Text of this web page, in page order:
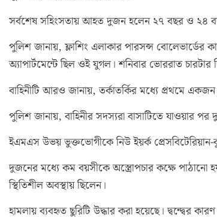
সর্বশেষ সহিংসতায় আহত দুজন হলেন ২৭ বছর ও ২৪
পুলিশ জানায়, ফ্লাশিং এলাকার পারসন্স
অ্যাপার্টমেন্টে ছিল ওই যুগল। শনিবার ভোররাত
বাহিনীটি আরও জানায়, তর্কাতর্কির মধ্যে প্রথমে
পুলিশ জানায়, বাহিনীর সদস্যরা বাসাটিতে যাওয়ার
ইএমএস উভয় ভুক্তভোগীকে নিউ ইয়র্ক প্রেসবিটেরিয়ান-
দুজনের মধ্যে কম বয়সীকে অস্ত্রোপচার কক্ষে
স্থিতিশীল অবস্থায় ছিলেন।
হামলায় ব্যবহৃত ছুরিটি উদ্ধার করা হয়েছে। দ্বন্দ্বের